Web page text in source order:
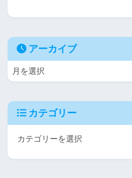
アーカイブ
カテゴリー